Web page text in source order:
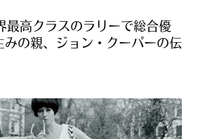
最高クラスのラリーで総合優
みの親、ジョン・クーパーの伝